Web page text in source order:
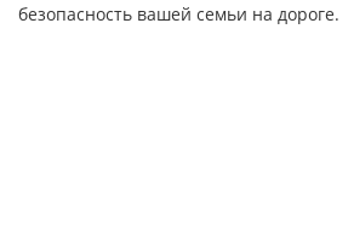
безопасность вашей семьи на дороге.